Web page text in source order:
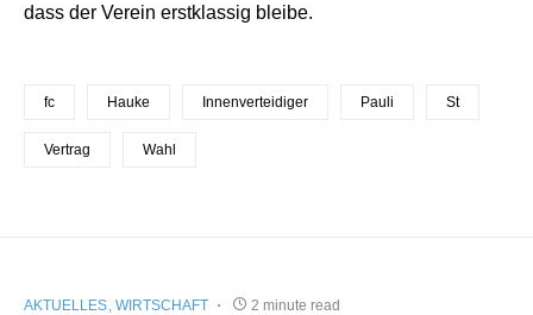
dass der Verein erstklassig bleibe.
fc Hauke Innenverteidiger Pauli St
Vertrag Wahl
AKTUELLES WIRTSCHAFT 2 minute read